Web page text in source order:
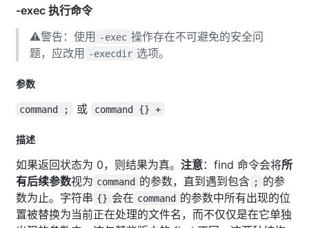
-exec 执行命令
⚠️警告：使用 -exec 操作存在不可避免的安全问
题，应改用 -execdir 选项。
参数
command ; 或 command {} +
描述
如果返回状态为 0，则结果为真。 注意：find 命令会将所
有后续参数视为 command 的参数，直到遇到包含 ; 的参
数为止。字符串 {} 会在 command 的参数中所有出现的位
置被替换为当前正在处理的文件名，而不仅仅是在它单独